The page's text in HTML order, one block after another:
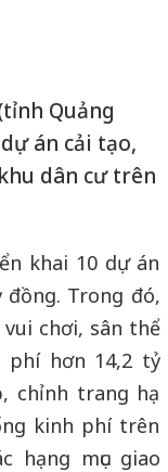
Quảng
án cải tạo,
dân cư trên
khai 10 dự án
Trong đó,
chơi, sân thể
hơn 14,2 tỷ
chỉnh trang hạ
kinh phí trên
hạng mục giao